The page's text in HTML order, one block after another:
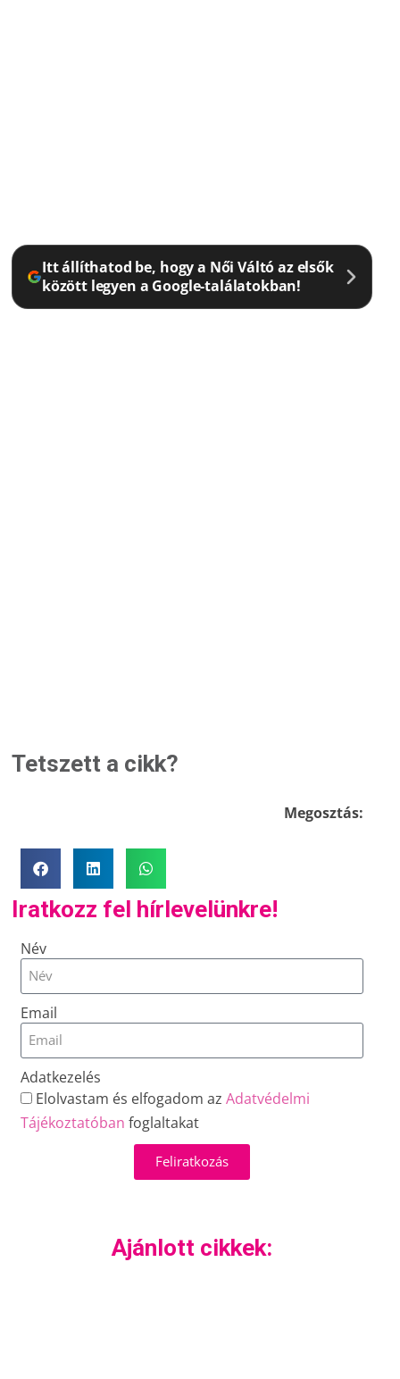
Itt állíthatod be, hogy a Női Váltó az elsők
között legyen a Google-találatokban!
Tetszett a cikk?
Megosztás:
Iratkozz fel hírlevelünkre!
Név
Email
Adatkezelés
Elolvastam és elfogadom azAdatvédelmi
Tájékoztatóban foglaltakat
Feliratkozás
Ajánlott cikkek: